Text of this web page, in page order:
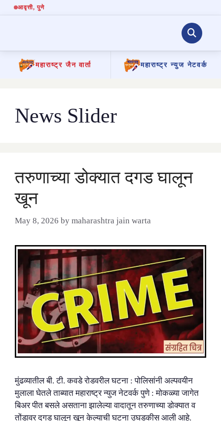
आवृत्ती, पुणे
महाराष्ट्र जैन वार्ता महाराष्ट्र न्युज नेटवर्क
contentNews Slider
तरुणाच्या डोक्यात दगड घालून
खून
May 8, 2026 by maharashtra jain warta
मुंढव्यातील बी. टी. कवडे रोडवरील घटना : पोलिसांनी अल्पवयीन
मुलाला घेतले ताब्यात महाराष्ट्र न्युज नेटवर्क पुणे : मोकळ्या जागेत
बिअर पीत बसले असताना झालेल्या वादातून तरुणाच्या डोक्यात व
तोंडावर दगड घालून खून केल्याची घटना उघडकीस आली आहे.